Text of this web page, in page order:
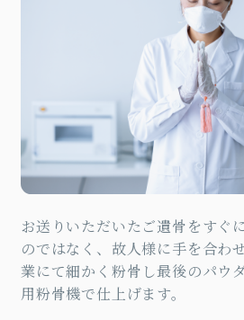
お送りいただいたご遺骨をすぐ
のではなく、故人様に手を合わ
業にて細かく粉骨し最後のパウ
用粉骨機で仕上げます。